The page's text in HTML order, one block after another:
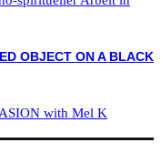
with Mel K